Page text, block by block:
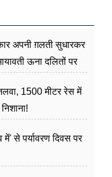
अपनी ग़लती सुधारकर
ऊना दलितों पर
1500 मीटर रेस में
में' से पर्यावरण दिवस पर